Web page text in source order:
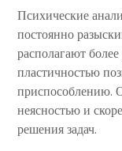
Психические
постоянно
располагают
пластичностью
приспособлению.
неясностью и
решения задач.